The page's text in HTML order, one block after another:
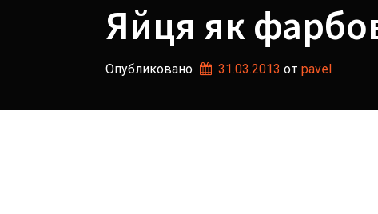
Яйця як
Опубликовано 31.03.2013 от pavel